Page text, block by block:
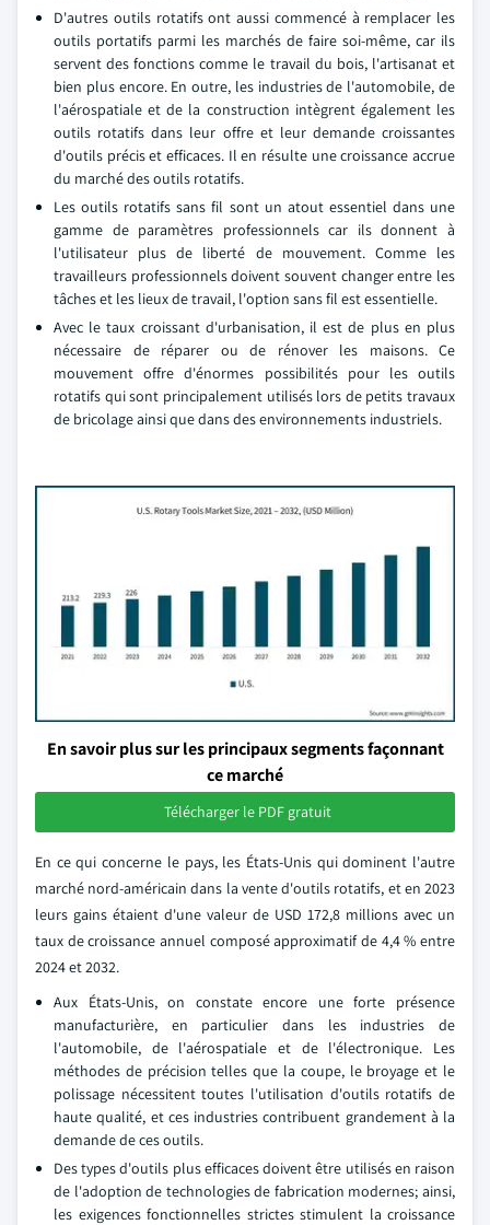
D'autres outils rotatifs ont aussi commencé à remplacer les
outils portatifs parmi les marchés de faire soi-même, car ils
servent des fonctions comme le travail du bois, l'artisanat et
bien plus encore. En outre, les industries de l'automobile, de
l'aérospatiale et de la construction intègrent également les
outils rotatifs dans leur offre et leur demande croissantes
d'outils précis et efficaces. Il en résulte une croissance accrue
du marché des outils rotatifs.
Les outils rotatifs sans fil sont un atout essentiel dans une
gamme de paramètres professionnels car ils donnent à
l'utilisateur plus de liberté de mouvement. Comme les
travailleurs professionnels doivent souvent changer entre les
tâches et les lieux de travail, l'option sans fil est essentielle.
Avec le taux croissant d'urbanisation, il est de plus en plus
nécessaire de réparer ou de rénover les maisons. Ce
mouvement offre d'énormes possibilités pour les outils
rotatifs qui sont principalement utilisés lors de petits travaux
de bricolage ainsi que dans des environnements industriels.
En savoir plus sur les principaux segments façonnant
ce marché
Télécharger le PDF gratuit
En ce qui concerne le pays, les États-Unis qui dominent l'autre
marché nord-américain dans la vente d'outils rotatifs, et en 2023
leurs gains étaient d'une valeur de USD 172,8 millions avec un
taux de croissance annuel composé approximatif de 4,4 % entre
2024 et 2032.
Aux États-Unis, on constate encore une forte présence
manufacturière, en particulier dans les industries de
l'automobile, de l'aérospatiale et de l'électronique. Les
méthodes de précision telles que la coupe, le broyage et le
polissage nécessitent toutes l'utilisation d'outils rotatifs de
haute qualité, et ces industries contribuent grandement à la
demande de ces outils.
Des types d'outils plus efficaces doivent être utilisés en raison
de l'adoption de technologies de fabrication modernes; ainsi,
les exigences fonctionnelles strictes stimulent la croissance